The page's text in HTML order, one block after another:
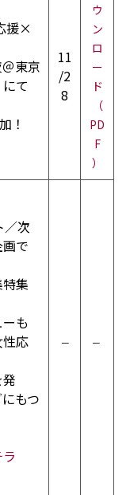
援×
東京
て
！
11
/2
8
ウ
ン
ロ
ー
ド
（
PD
F
）
／次
で
集
も
応
もつ
－ －